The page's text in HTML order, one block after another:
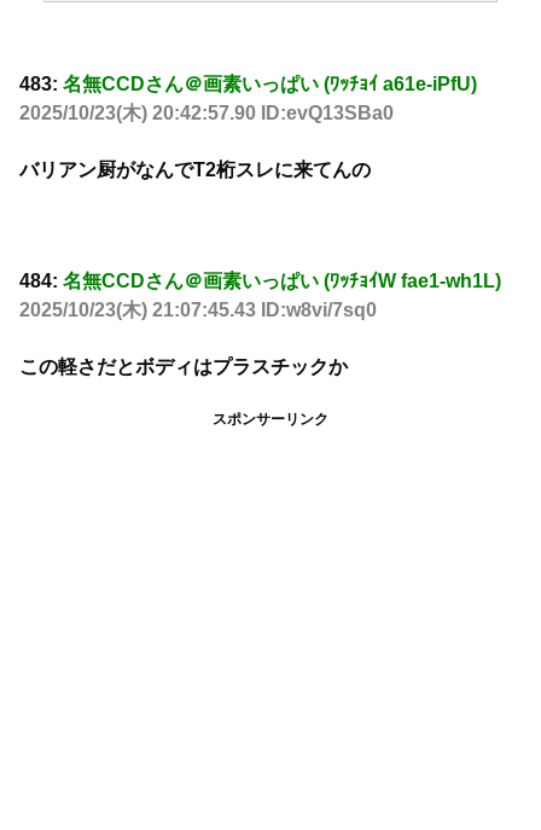
483: 名無CCDさん＠画素いっぱい (ﾜｯﾁｮｲ a61e-iPfU)
2025/10/23(木) 20:42:57.90 ID:evQ13SBa0
バリアン厨がなんでT2桁スレに来てんの
484: 名無CCDさん＠画素いっぱい (ﾜｯﾁｮｲW fae1-wh1L)
2025/10/23(木) 21:07:45.43 ID:w8vi/7sq0
この軽さだとボディはプラスチックか
スポンサーリンク